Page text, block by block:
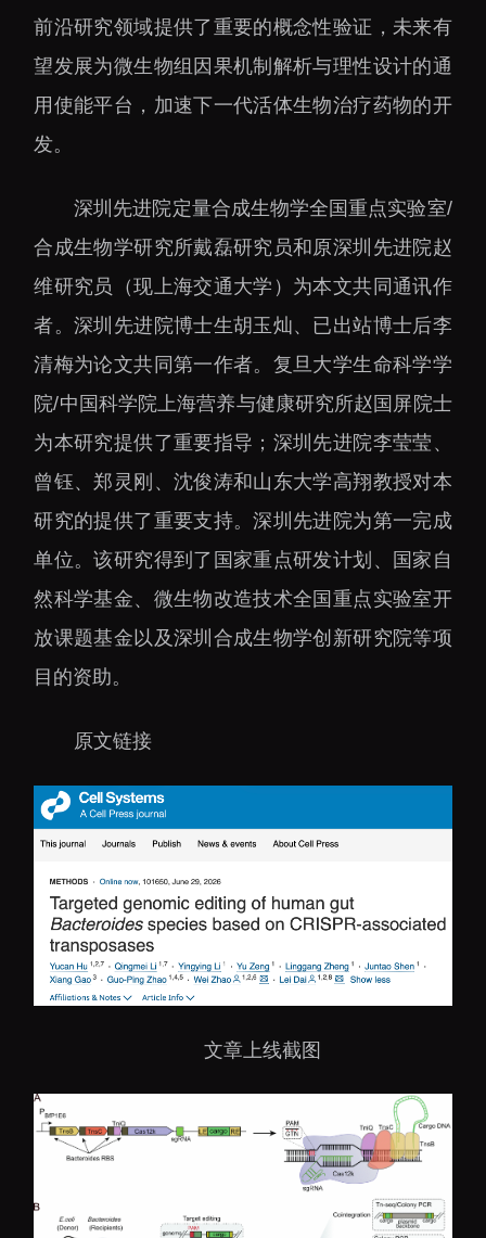
前沿研究领域提供了重要的概念性验证，未来有
望发展为微生物组因果机制解析与理性设计的通
用使能平台，加速下一代活体生物治疗药物的开
发。
深圳先进院定量合成生物学全国重点实验室/
合成生物学研究所戴磊研究员和原深圳先进院赵
维研究员（现上海交通大学）为本文共同通讯作
者。深圳先进院博士生胡玉灿、已出站博士后李
清梅为论文共同第一作者。复旦大学生命科学学
院/中国科学院上海营养与健康研究所赵国屏院士
为本研究提供了重要指导；深圳先进院李莹莹、
曾钰、郑灵刚、沈俊涛和山东大学高翔教授对本
研究的提供了重要支持。深圳先进院为第一完成
单位。该研究得到了国家重点研发计划、国家自
然科学基金、微生物改造技术全国重点实验室开
放课题基金以及深圳合成生物学创新研究院等项
目的资助。
原文链接
文章上线截图